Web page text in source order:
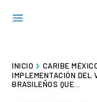
INICIO CARIBE
IMPLEMENTACIÓN DEL
BRASILEÑOS QUE...